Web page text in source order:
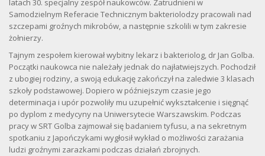
latach 30. specjalny zespół naukowców. Zatrudnieni w
Samodzielnym Referacie Technicznym bakteriolodzy pracowali nad
szczepami groźnych mikrobów, a następnie szkolili w tym zakresie
żołnierzy.
Tajnym zespołem kierował wybitny lekarz i bakteriolog, dr Jan Golba.
Początki naukowca nie należały jednak do najłatwiejszych. Pochodził
z ubogiej rodziny, a swoją edukację zakończył na zaledwie 3 klasach
szkoły podstawowej. Dopiero w późniejszym czasie jego
determinacja i upór pozwoliły mu uzupełnić wykształcenie i sięgnąć
po dyplom z medycyny na Uniwersytecie Warszawskim. Podczas
pracy w SRT Golba zajmował się badaniem tyfusu, a na sekretnym
spotkaniu z Japończykami wygłosił wykład o możliwości zarażania
ludzi groźnymi zarazkami podczas działań zbrojnych.